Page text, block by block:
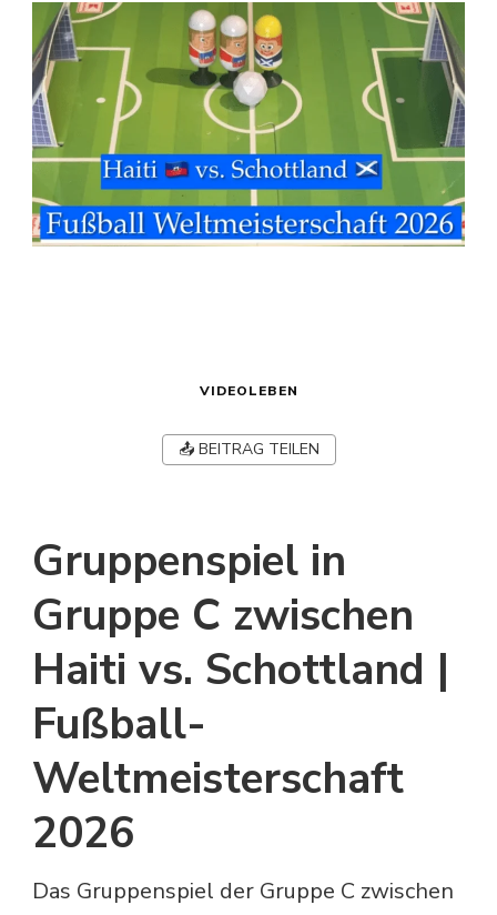
VIDEOLEBEN
📤 BEITRAG TEILEN
Gruppenspiel in
Gruppe C zwischen
Haiti vs. Schottland |
Fußball-
Weltmeisterschaft
2026
Das Gruppenspiel der Gruppe C zwischen